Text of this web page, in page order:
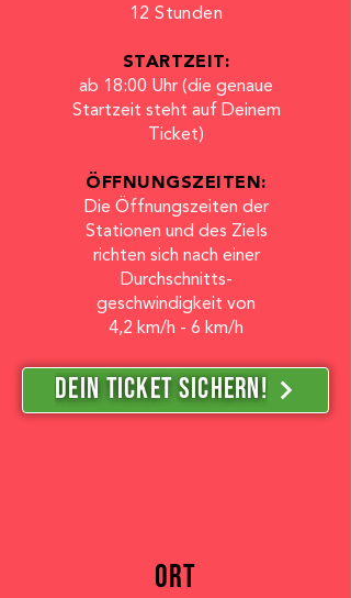
12 Stunden
STARTZEIT:
ab 18:00 Uhr (die genaue
Startzeit steht auf Deinem
Ticket)
ÖFFNUNGSZEITEN:
Die Öffnungszeiten der
Stationen und des Ziels
richten sich nach einer
Durchschnitts-
geschwindigkeit von
4,2 km/h - 6 km/h
DEIN TICKET SICHERN!
ORT